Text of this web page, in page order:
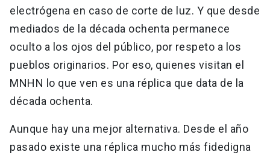
electrógena en caso de corte de luz. Y que desde
mediados de la década ochenta permanece
oculto a los ojos del público, por respeto a los
pueblos originarios. Por eso, quienes visitan el
MNHN lo que ven es una réplica que data de la
década ochenta.
Aunque hay una mejor alternativa. Desde el año
pasado existe una réplica mucho más fidedigna